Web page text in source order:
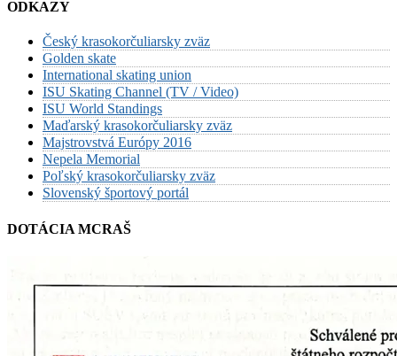
ODKAZY
Český krasokorčuliarsky zväz
Golden skate
International skating union
ISU Skating Channel (TV / Video)
ISU World Standings
Maďarský krasokorčuliarsky zväz
Majstrovstvá Európy 2016
Nepela Memorial
Poľský krasokorčuliarsky zväz
Slovenský športový portál
DOTÁCIA MCRAŠ